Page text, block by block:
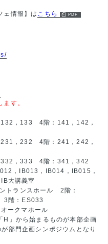
ェ情報】は こちら
す。
，133 4階：141，142，
，232 4階：241，242，
，333 4階：341，342
，IB013，IB014，IB015，
大講義室
トランスホール 2階：
階：ES033
ークマホール
」から始まるものが本部企画
部門企画シンポジウムとなり